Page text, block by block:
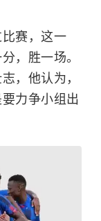
赛，这一
，胜一场。
，他认为，
力争小组出